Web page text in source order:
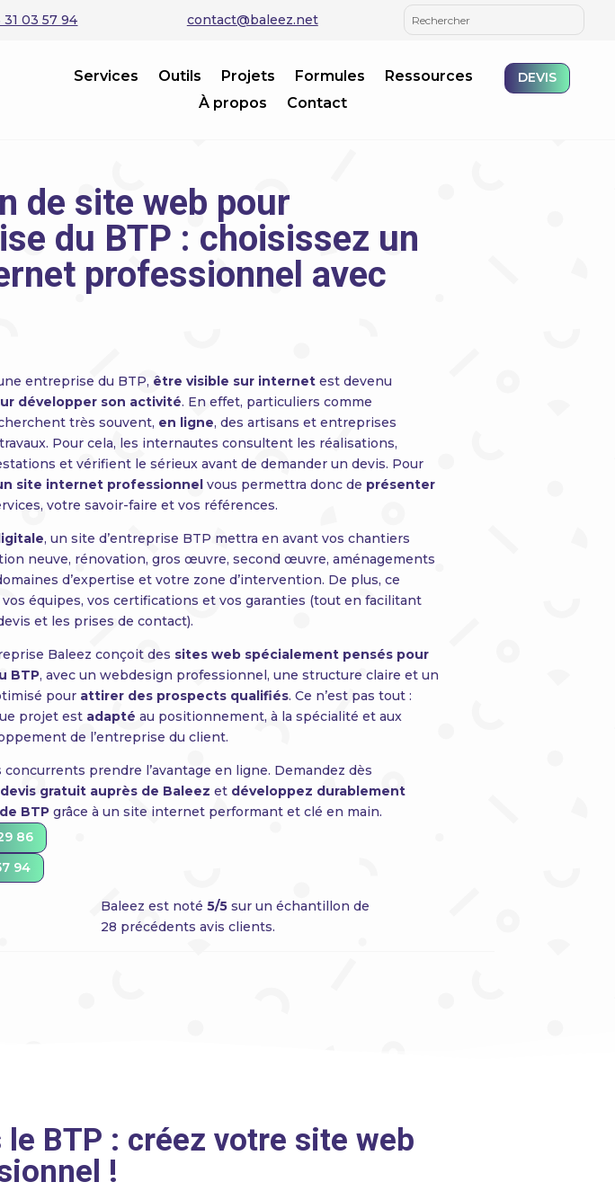
31 03 57 94 contact@baleez.net
Services Outils Projets Formules
Ressources
À propos
Contact
DEVIS
de site web pour
du BTP : choisissez un
professionnel avec
entreprise du BTP, être visible sur internet est devenu
développer son activité. En effet, particuliers comme
très souvent, en ligne, des artisans et entreprises
Pour cela, les internautes consultent les réalisations,
et vérifient le sérieux avant de demander un devis. Pour
site internet professionnel vous permettra donc de présenter
votre savoir-faire et vos références.
, un site d’entreprise BTP mettra en avant vos chantiers
neuve, rénovation, gros œuvre, second œuvre, aménagements
d’expertise et votre zone d’intervention. De plus, ce
vos équipes, vos certifications et vos garanties (tout en facilitant
et les prises de contact).
Baleez conçoit des sites web spécialement pensés pour
BTP, avec un webdesign professionnel, une structure claire et un
pour attirer des prospects qualifiés. Ce n’est pas tout :
projet est adapté au positionnement, à la spécialité et aux
de l’entreprise du client.
concurrents prendre l’avantage en ligne. Demandez dès
devis gratuit auprès de Baleez et développez durablement
BTP grâce à un site internet performant et clé en main.
86
94
Baleez est noté5/5 sur un échantillon de
28 précédents avis clients.
BTP : créez votre site web
!